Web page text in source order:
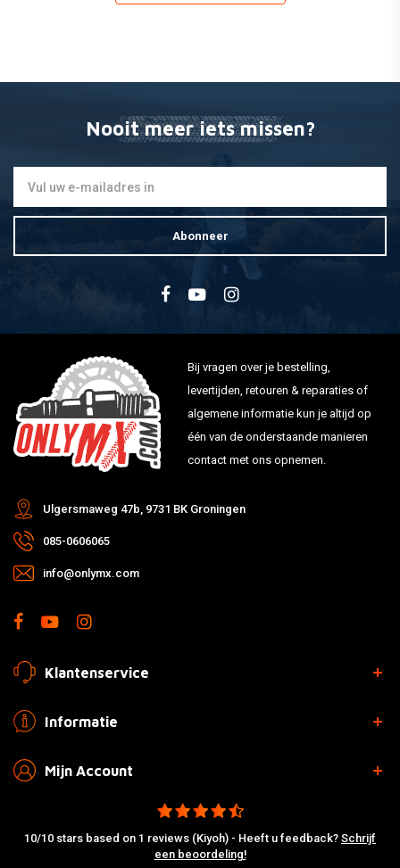
Nooit meer iets missen?
Abonneer
Bij vragen over je bestelling,
levertijden, retouren & reparaties of
algemene informatie kun je altijd op
één van de onderstaande manieren
contact met ons opnemen.
Ulgersmaweg 47b, 9731 BK Groningen
085-0606065
info@onlymx.com
Klantenservice
Informatie
Mijn Account
10/10 stars based on 1 reviews (Kiyoh) - Heeft u feedback? Schrijf
een beoordeling!